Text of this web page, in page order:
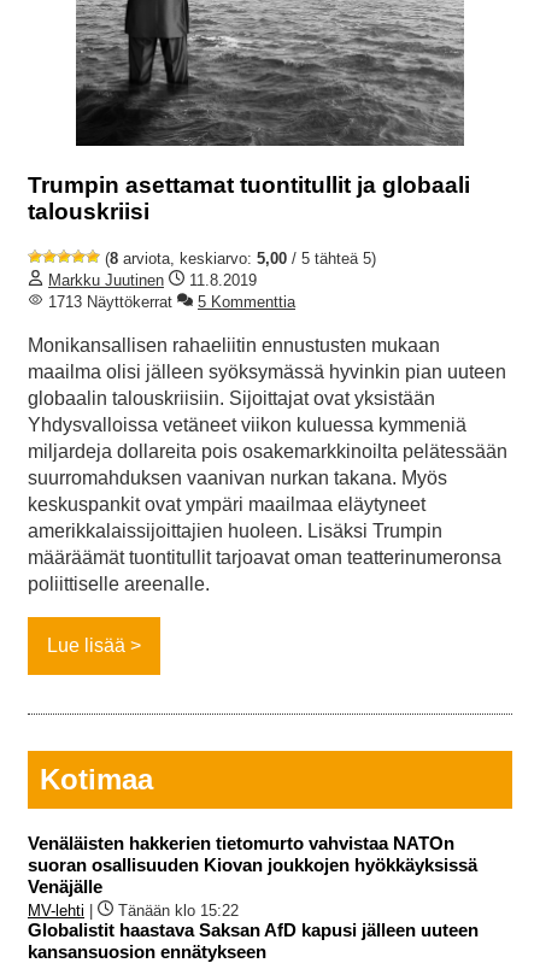
Trumpin asettamat tuontitullit ja globaali
talouskriisi
(8 arviota, keskiarvo: 5,00 / 5 tähteä 5)
Markku Juutinen
11.8.2019
1713 Näyttökerrat
5 Kommenttia
Monikansallisen rahaeliitin ennustusten mukaan
maailma olisi jälleen syöksymässä hyvinkin pian uuteen
globaalin talouskriisiin. Sijoittajat ovat yksistään
Yhdysvalloissa vetäneet viikon kuluessa kymmeniä
miljardeja dollareita pois osakemarkkinoilta pelätessään
suurromahduksen vaanivan nurkan takana. Myös
keskuspankit ovat ympäri maailmaa eläytyneet
amerikkalaissijoittajien huoleen. Lisäksi Trumpin
määräämät tuontitullit tarjoavat oman teatterinumeronsa
poliittiselle areenalle.
Lue lisää
Kotimaa
Venäläisten hakkerien tietomurto vahvistaa NATOn
suoran osallisuuden Kiovan joukkojen hyökkäyksissä
Venäjälle
MV-lehti | Tänään klo 15:22
Globalistit haastava Saksan AfD kapusi jälleen uuteen
kansansuosion ennätykseen